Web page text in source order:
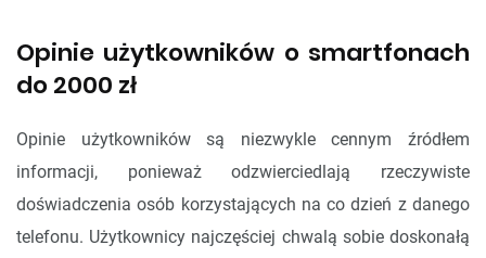
Opinie użytkowników o smartfonach
do 2000 zł
Opinie użytkowników są niezwykle cennym źródłem
informacji, ponieważ odzwierciedlają rzeczywiste
doświadczenia osób korzystających na co dzień z danego
telefonu. Użytkownicy najczęściej chwalą sobie doskonałą